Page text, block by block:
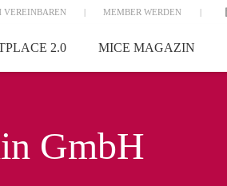
VEREINBAREN | MEMBER WERDEN |
2.0 MICE MAGAZIN
GmbH